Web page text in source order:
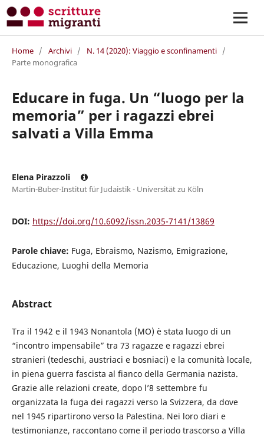
Home / Archivi / N. 14 (2020): Viaggio e sconfinamenti /
Parte monografica
Educare in fuga. Un “luogo per la
memoria” per i ragazzi ebrei
salvati a Villa Emma
Elena Pirazzoli
Martin-Buber-Institut für Judaistik - Universität zu Köln
DOI: https://doi.org/10.6092/issn.2035-7141/13869
Parole chiave: Fuga, Ebraismo, Nazismo, Emigrazione,
Educazione, Luoghi della Memoria
Abstract
Tra il 1942 e il 1943 Nonantola (MO) è stata luogo di un
“incontro impensabile” tra 73 ragazze e ragazzi ebrei
stranieri (tedeschi, austriaci e bosniaci) e la comunità locale,
in piena guerra fascista al fianco della Germania nazista.
Grazie alle relazioni create, dopo l’8 settembre fu
organizzata la fuga dei ragazzi verso la Svizzera, da dove
nel 1945 ripartirono verso la Palestina. Nei loro diari e
testimonianze, raccontano come il periodo trascorso a Villa